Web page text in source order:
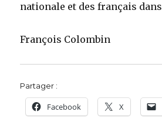
nationale et des français
François Colombin
Partager :
Facebook X